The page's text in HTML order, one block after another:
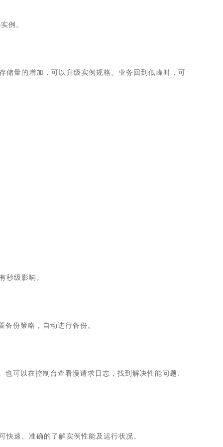
例。
储量的增加，可以升级实例规格。业务回到低峰时，可
级影响。
份策略，自动进行备份。
可以在控制台查看慢请求日志，找到解决性能问题、
速、准确的了解实例性能及运行状况。